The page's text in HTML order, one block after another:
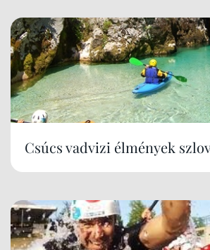
Csúcs vadvizi élmények